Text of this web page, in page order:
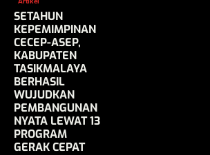
SETAHUN
KEPEMIMPINAN
CECEP-ASEP,
KABUPATEN
TASIKMALAYA
BERHASIL
WUJUDKAN
PEMBANGUNAN
NYATA LEWAT 13
PROGRAM
GERAK CEPAT